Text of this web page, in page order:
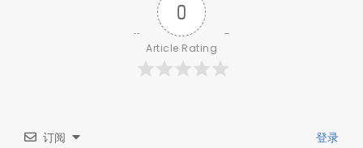
0
Article Rating
订阅 登录